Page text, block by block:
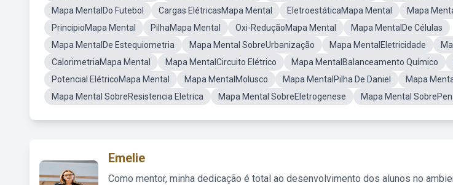
Mapa MentalDo Futebol
Cargas ElétricasMapa Mental EletroestáticaMapa Mental
Mapa
PrincipioMapa Mental
PilhaMapa Mental Oxi-ReduçãoMapa Mental
Mapa MentalDe Células
Mapa MentalDe Estequiometria
Mapa Mental SobreUrbanização Mapa MentalEletricidade
CalorimetriaMapa Mental
Mapa MentalCircuito Elétrico Mapa MentalBalanceamento Químico
Potencial ElétricoMapa Mental
Mapa MentalMolusco Mapa MentalPilha De Daniel
Mapa
Mapa Mental SobreResistencia Eletrica
Mapa Mental SobreEletrogenese Mapa Mental
Emelie
Como mentor, minha dedicação é total ao desenvolvimento dos alunos no